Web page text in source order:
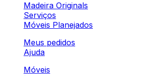
Madeira Originals
Serviços
Móveis Planejados
Meus pedidos
Ajuda
Móveis